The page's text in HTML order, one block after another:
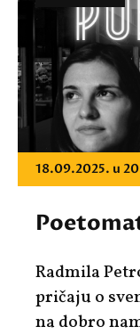
18.09.2025. u
Radmila
pričaju o
na dobro